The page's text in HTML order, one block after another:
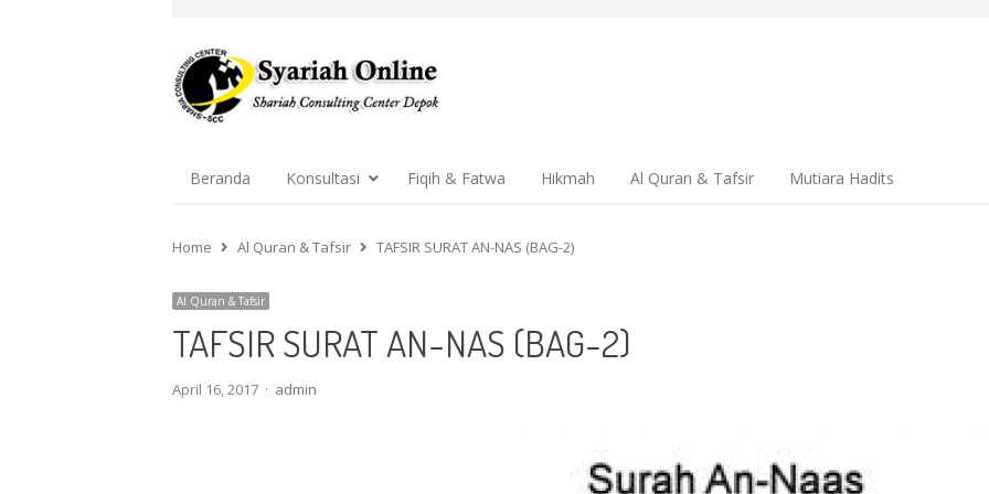
Beranda Konsultasi Fiqih & Fatwa Hikmah Al Quran & Tafsir Mutiara Hadits
Home
Al Quran & Tafsir TAFSIR SURAT AN-NAS (BAG-2)
Al Quran & Tafsir
TAFSIR SURAT AN-NAS (BAG-2)
April 16, 2017 Author
admin